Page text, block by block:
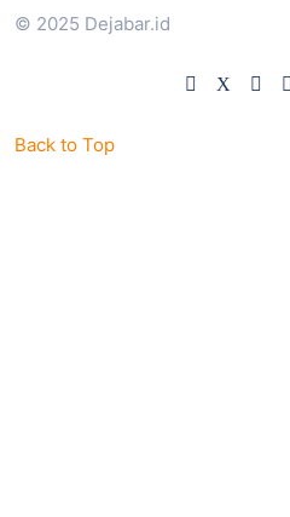
© 2025 Dejabar.id
Back to Top